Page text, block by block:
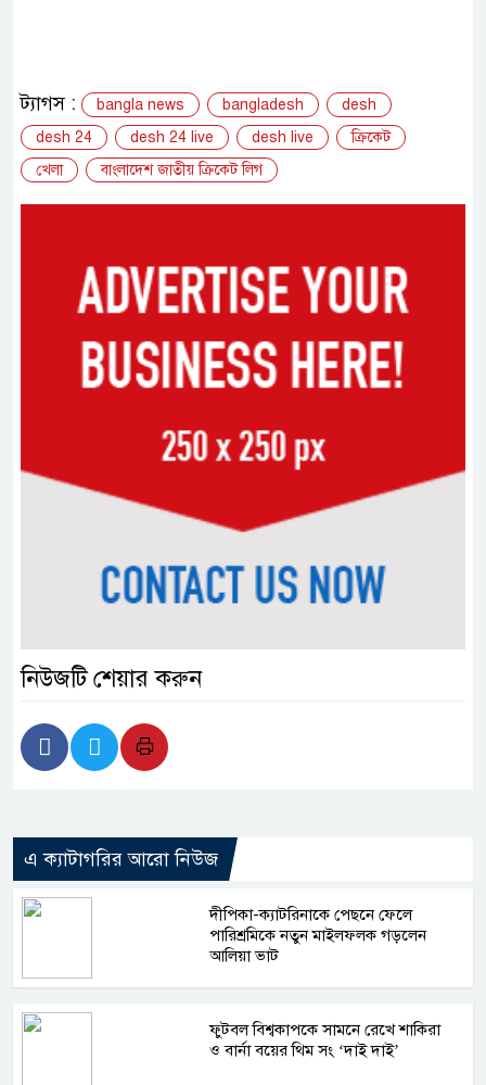
ট্যাগস : bangla news bangladesh
desh
desh 24
desh 24 live desh live
ক্রিকেট
খেলা
বাংলাদেশ জাতীয় ক্রিকেট লিগ
নিউজটি শেয়ার করুন
এ ক্যাটাগরির আরো নিউজ
দীপিকা-ক্যাটরিনাকে পেছনে ফেলে
পারিশ্রমিকে নতুন মাইলফলক গড়লেন
আলিয়া ভাট
ফুটবল বিশ্বকাপকে সামনে রেখে শাকিরা
ও বার্না বয়ের থিম সং ‘দাই দাই’